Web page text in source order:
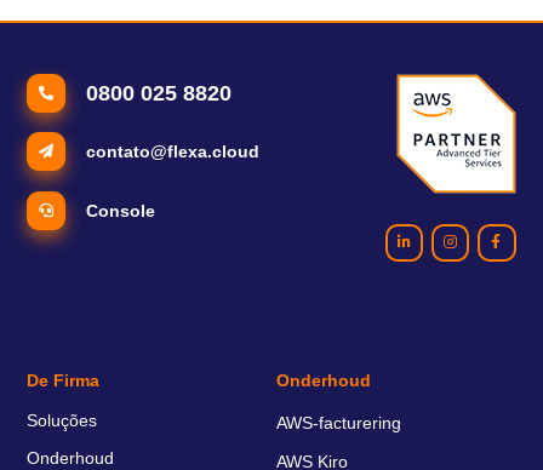
0800 025 8820
contato@flexa.cloud
Console
De Firma
Soluções
Onderhoud
Onderhoud
AWS-facturering
AWS Kiro